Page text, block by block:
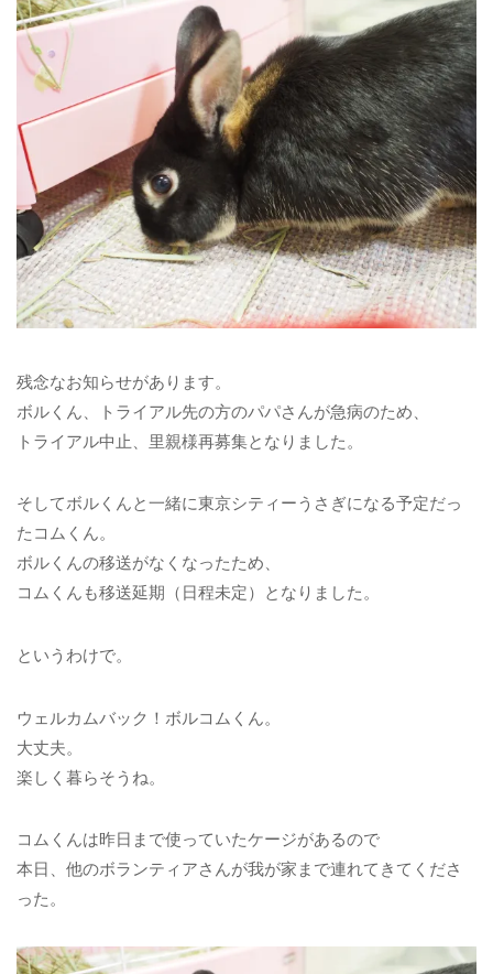
残念なお知らせがあります。
ボルくん、トライアル先の方のパパさんが急病のため、
トライアル中止、里親様再募集となりました。
そしてボルくんと一緒に東京シティーうさぎになる予定だっ
たコムくん。
ボルくんの移送がなくなったため、
コムくんも移送延期（日程未定）となりました。
というわけで。
ウェルカムバック！ボルコムくん。
大丈夫。
楽しく暮らそうね。
コムくんは昨日まで使っていたケージがあるので
本日、他のボランティアさんが我が家まで連れてきてくださ
った。